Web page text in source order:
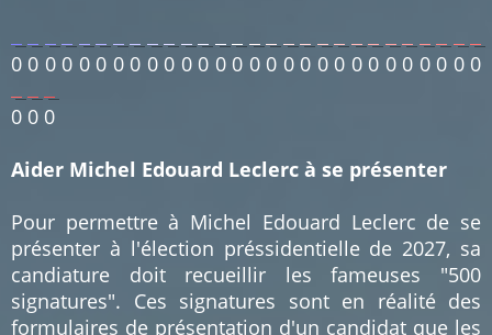
0 0 0 0 0 0 0 0 0 0 0 0 0 0 0 0 0 0 0 0 0 0 0 0 0 0 0 0
0 0 0
Aider Michel Edouard Leclerc à se présenter
Pour permettre à Michel Edouard Leclerc de se
présenter à l'élection préssidentielle de 2027, sa
candiature doit recueillir les fameuses "500
signatures". Ces signatures sont en réalité des
formulaires de présentation d'un candidat que les